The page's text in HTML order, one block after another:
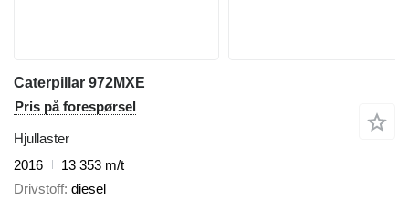
Caterpillar 972MXE
Pris på forespørsel
Hjullaster
2016
13 353 m/t
Drivstoff diesel